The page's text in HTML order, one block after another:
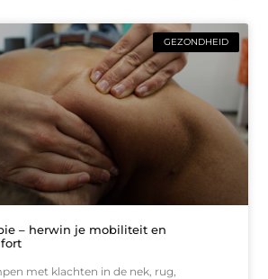
GEZONDHEID
– herwin je mobiliteit en
met klachten in de nek, rug,